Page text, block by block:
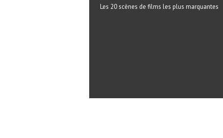
Les 20 scènes de films les plus marquantes